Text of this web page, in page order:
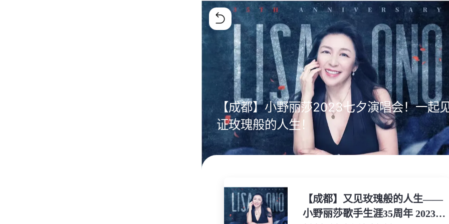
【成都】小野丽莎2023七夕演唱会！一起
证玫瑰般的人生！
【成都】又见玫瑰般的人生——
小野丽莎歌手生涯35周年 2023巡